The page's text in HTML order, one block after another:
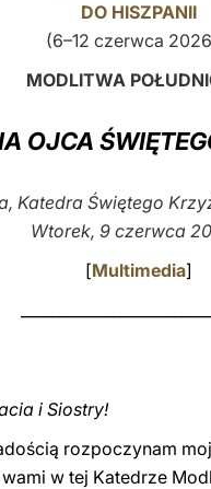
DO HISZPANII
(6–12 czerwca
MODLITWA
OJCA
Katedra Świętego
Wtorek, 9 czerwca
[Multimedia]
i Siostry!
rozpoczynam
w tej Katedrze